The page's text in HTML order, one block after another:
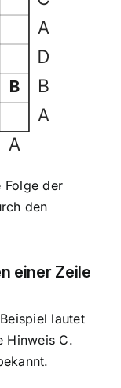
Folge der
den
einer Zeile
lautet
Hinweis C.